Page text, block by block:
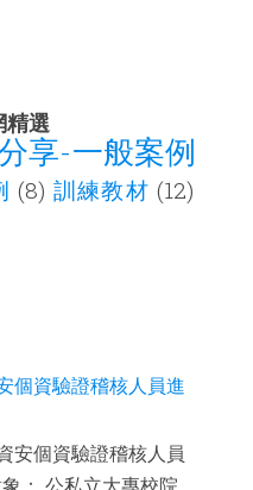
精選
享-一般案例
(8) 訓練教材 (12)
個資驗證稽核人員進
安個資驗證稽核人員
： 公私立大專校院、